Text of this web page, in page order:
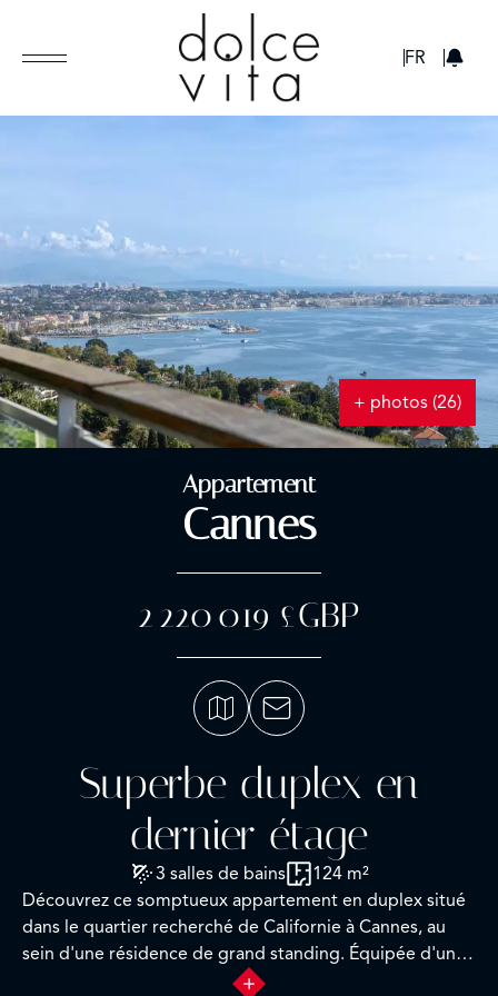
FR
+ photos (26)
Appartement
Cannes
2 220 019 £GBP
Superbe duplex en
dernier étage
3 salles de bains
124 m²
Découvrez ce somptueux appartement en duplex situé
dans le quartier recherché de Californie à Cannes, au
sein d'une résidence de grand standing. Équipée d'un
service de gardien ainsi que d'un concierge, cette